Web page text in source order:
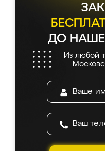
ДО
Из любой